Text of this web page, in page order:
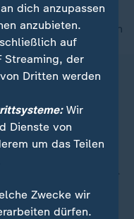
nach oben
dich anzupassen
anzubieten.
auf
Streaming, der
Dritten werden
Wir
Dienste von
um das Teilen
Zwecke wir
dürfen.